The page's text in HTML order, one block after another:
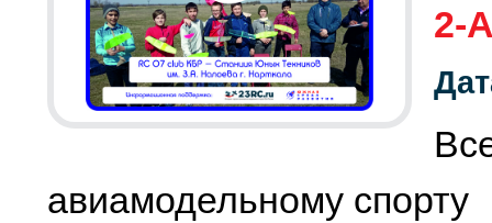
2-
авиамодельному спорту